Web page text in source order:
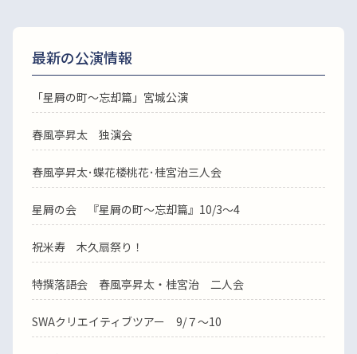
最新の公演情報
「星屑の町～忘却篇」宮城公演
春風亭昇太 独演会
春風亭昇太･蝶花楼桃花･桂宮治三人会
星屑の会 『星屑の町～忘却篇』10/3～4
祝米寿 木久扇祭り！
特撰落語会 春風亭昇太・桂宮治 二人会
SWAクリエイティブツアー 9/７～10